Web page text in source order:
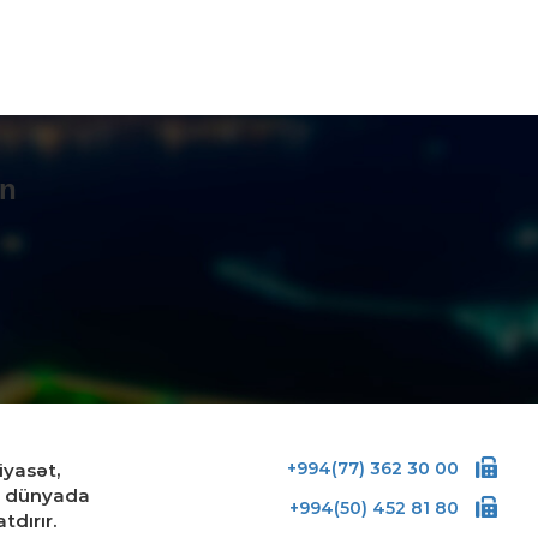
bu şəxslərə
ödəniləcək
nəqliyyat vasitələrinin
dair yeni tələblər
dünyada
+994(77) 362 30 00
+994(50) 452 81 80